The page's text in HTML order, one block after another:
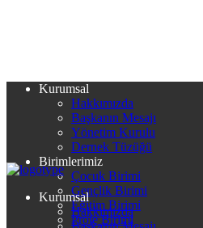
Kurumsal
Hakkımızda
Başkanın Mesajı
Yönetim Kurulu
Dernek Tüzüğü
Birimlerimiz
Çocuk Birimi
Gençlik Birimi
Eğitim Birimi
Proje Birimi
Kurumsal
Hakkımızda